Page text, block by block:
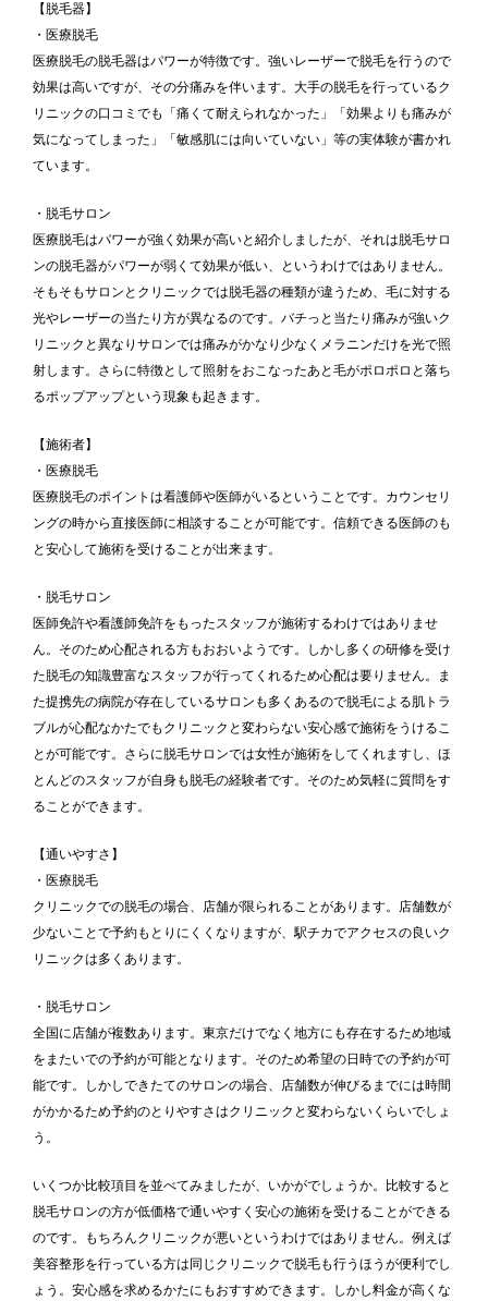
【脱毛器】
・医療脱毛
医療脱毛の脱毛器はパワーが特徴です。強いレーザーで脱毛を行うので
効果は高いですが、その分痛みを伴います。大手の脱毛を行っているク
リニックの口コミでも「痛くて耐えられなかった」「効果よりも痛みが
気になってしまった」「敏感肌には向いていない」等の実体験が書かれ
ています。
・脱毛サロン
医療脱毛はパワーが強く効果が高いと紹介しましたが、それは脱毛サロ
ンの脱毛器がパワーが弱くて効果が低い、というわけではありません。
そもそもサロンとクリニックでは脱毛器の種類が違うため、毛に対する
光やレーザーの当たり方が異なるのです。バチっと当たり痛みが強いク
リニックと異なりサロンでは痛みがかなり少なくメラニンだけを光で照
射します。さらに特徴として照射をおこなったあと毛がポロポロと落ち
るポップアップという現象も起きます。
【施術者】
・医療脱毛
医療脱毛のポイントは看護師や医師がいるということです。カウンセリ
ングの時から直接医師に相談することが可能です。信頼できる医師のも
と安心して施術を受けることが出来ます。
・脱毛サロン
医師免許や看護師免許をもったスタッフが施術するわけではありませ
ん。そのため心配される方もおおいようです。しかし多くの研修を受け
た脱毛の知識豊富なスタッフが行ってくれるため心配は要りません。ま
た提携先の病院が存在しているサロンも多くあるので脱毛による肌トラ
ブルが心配なかたでもクリニックと変わらない安心感で施術をうけるこ
とが可能です。さらに脱毛サロンでは女性が施術をしてくれますし、ほ
とんどのスタッフが自身も脱毛の経験者です。そのため気軽に質問をす
ることができます。
【通いやすさ】
・医療脱毛
クリニックでの脱毛の場合、店舗が限られることがあります。店舗数が
少ないことで予約もとりにくくなりますが、駅チカでアクセスの良いク
リニックは多くあります。
・脱毛サロン
全国に店舗が複数あります。東京だけでなく地方にも存在するため地域
をまたいでの予約が可能となります。そのため希望の日時での予約が可
能です。しかしできたてのサロンの場合、店舗数が伸びるまでには時間
がかかるため予約のとりやすさはクリニックと変わらないくらいでしょ
う。
いくつか比較項目を並べてみましたが、いかがでしょうか。比較すると
脱毛サロンの方が低価格で通いやすく安心の施術を受けることができる
のです。もちろんクリニックが悪いというわけではありません。例えば
美容整形を行っている方は同じクリニックで脱毛も行うほうが便利でし
ょう。安心感を求めるかたにもおすすめできます。しかし料金が高くな